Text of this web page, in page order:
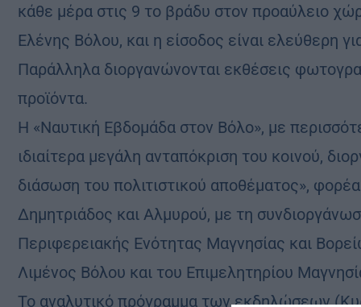
κάθε μέρα στις 9 το βράδυ στον προαύλειο
Ελένης Βόλου, και η είσοδος είναι ελεύθερη
Παράλληλα διοργανώνονται εκθέσεις
προϊόντα.
Η «Ναυτική Εβδομάδα στον Βόλο», με
ιδιαίτερα μεγάλη ανταπόκριση του κοινού,
διάσωση του πολιτιστικού αποθέματος»,
Δημητριάδος και Αλμυρού, με τη
Περιφερειακής Ενότητας Μαγνησίας και
Λιμένος Βόλου και του Επιμελητηρίου
Το αναλυτικό πρόγραμμα των εκδηλώσεων